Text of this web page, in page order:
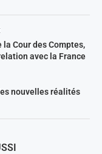
la Cour des Comptes,
avec la France
nouvelles réalités